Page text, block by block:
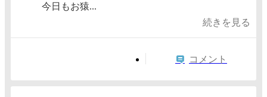
今日もお猿...
続きを見る
コメント